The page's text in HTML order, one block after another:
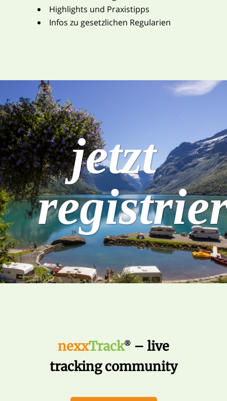
Highlights und Praxistipps
Infos zu gesetzlichen Regularien
jetzt
nexxTrack® – live
tracking community